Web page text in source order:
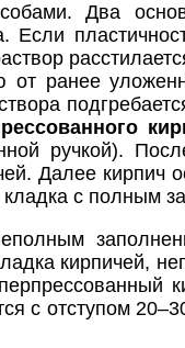
Два
Если
от ранее
ручкой).
Далее кирпич
кладка с полным
кирпичей,
с отступом